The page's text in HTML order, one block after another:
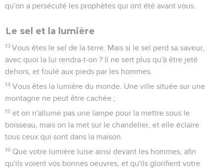
qu'on a persécuté les prophètes qui ont été avant vous.
Le sel et la lumière
13 Vous êtes le sel de la terre. Mais si le sel perd sa saveur,
avec quoi la lui rendra-t-on ? Il ne sert plus qu'à être jeté
dehors, et foulé aux pieds par les hommes.
14 Vous êtes la lumière du monde. Une ville située sur une
montagne ne peut être cachée ;
15 et on n'allume pas une lampe pour la mettre sous le
boisseau, mais on la met sur le chandelier, et elle éclaire
tous ceux qui sont dans la maison.
16 Que votre lumière luise ainsi devant les hommes, afin
qu'ils voient vos bonnes oeuvres, et qu'ils glorifient votre